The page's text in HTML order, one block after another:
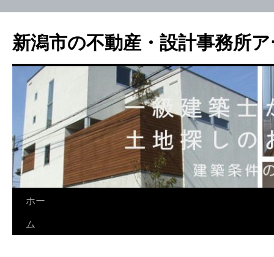
新潟市の不動産・設計事務所
ホー
ム